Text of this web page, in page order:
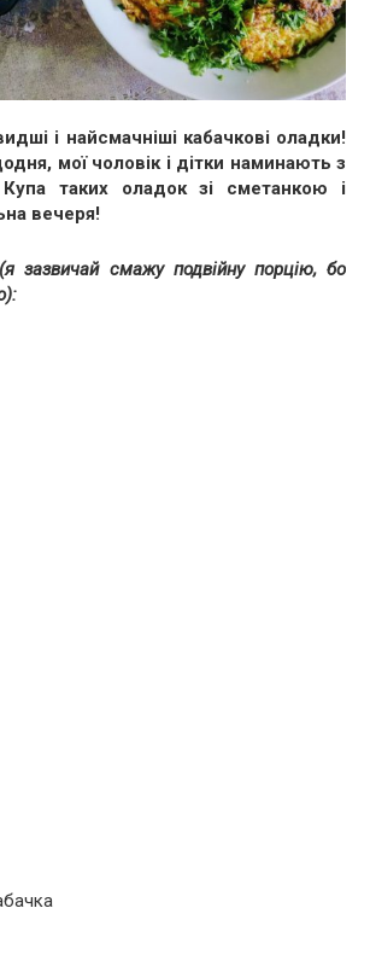
і найсмачніші кабачкові оладки!
мої чоловік і дітки наминають з
таких оладок зі сметанкою і
вечеря!
зазвичай смажу подвійну порцію, бо